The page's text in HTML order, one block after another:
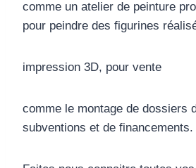
comme un atelier de peinture
pour peindre des figurines
impression 3D, pour vente
comme le montage de dossiers
subventions et de financements.